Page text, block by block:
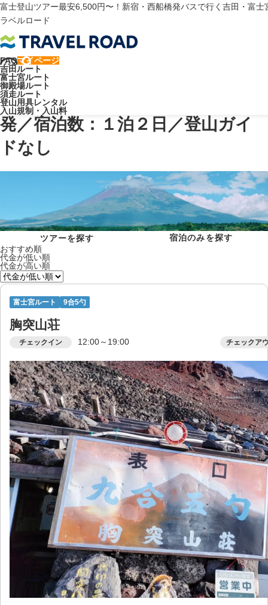
富士登山ツアー最安6,500円〜！新宿・西船橋発バスで行く吉田・富
ラベルロード
FAQマイページ
吉田ルート
富士宮ルート
御殿場ルート
須走ルート
登山用具レンタル
入山規制・入山料
トラベルロード
【検索条件】バス集合場所：新宿発／宿泊数：１泊２日／登山ガイドな
し
【検索条件】バス集合場所：新宿
発／宿泊数：１泊２日／登山ガイ
ドなし
ツアーを探す
宿泊のみを探す
おすすめ順
代金が低い順
代金が高い順
富士宮ルート 9合5勺
胸突山荘
チェックイン 12:00～19:00 チェックア